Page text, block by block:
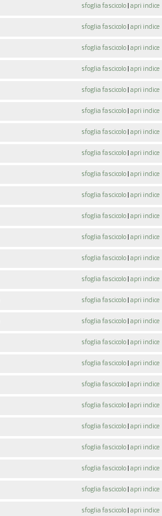
sfoglia fascicolo apri indice
sfoglia fascicolo apri indice
sfoglia fascicolo apri indice
sfoglia fascicolo apri indice
sfoglia fascicolo apri indice
sfoglia fascicolo apri indice
sfoglia fascicolo apri indice
sfoglia fascicolo apri indice
sfoglia fascicolo apri indice
sfoglia fascicolo apri indice
sfoglia fascicolo apri indice
sfoglia fascicolo apri indice
sfoglia fascicolo apri indice
sfoglia fascicolo apri indice
sfoglia fascicolo apri indice
sfoglia fascicolo apri indice
sfoglia fascicolo apri indice
sfoglia fascicolo apri indice
sfoglia fascicolo apri indice
sfoglia fascicolo apri indice
sfoglia fascicolo apri indice
sfoglia fascicolo apri indice
sfoglia fascicolo apri indice
sfoglia fascicolo apri indice
sfoglia fascicolo apri indice